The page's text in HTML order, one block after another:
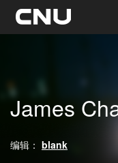
James
编辑： blank